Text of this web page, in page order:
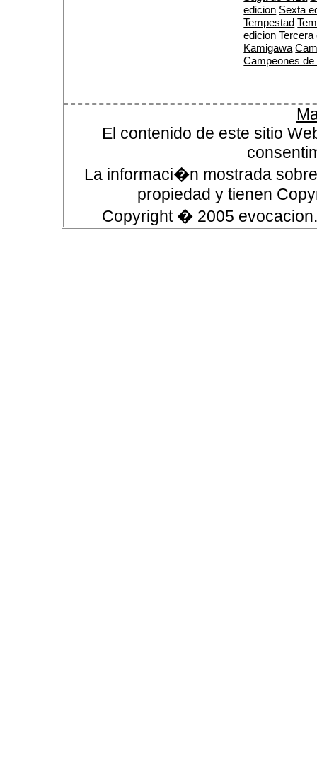
edicion Sexta
Tempestad
edicion Tercera
Kamigawa
Campeones
El contenido de este sitio
La informaci�n mostrada
propiedad y tienen
Copyright � 2005